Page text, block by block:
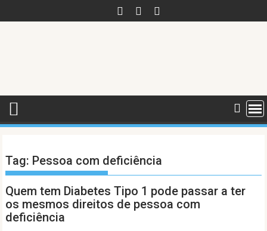
to
Tag: Pessoa com deficiência
Quem tem Diabetes Tipo 1 pode passar a ter
os mesmos direitos de pessoa com
deficiência